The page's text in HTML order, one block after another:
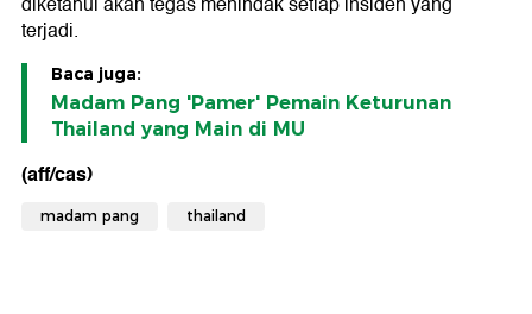
terjadi.
Baca juga:
Madam Pang 'Pamer' Pemain Keturunan
Thailand yang Main di MU
(aff/cas)
madam pang thailand